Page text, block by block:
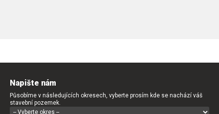
Napište nám
Působíme v následujících okresech, vyberte prosím kde se nachází váš
stavební pozemek.